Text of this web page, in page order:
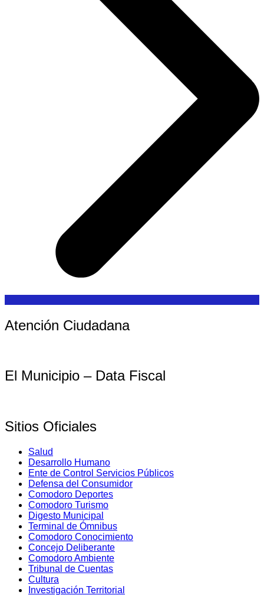
Atención Ciudadana
El Municipio – Data Fiscal
Sitios Oficiales
Salud
Desarrollo Humano
Ente de Control Servicios Públicos
Defensa del Consumidor
Comodoro Deportes
Comodoro Turismo
Digesto Municipal
Terminal de Ómnibus
Comodoro Conocimiento
Concejo Deliberante
Comodoro Ambiente
Tribunal de Cuentas
Cultura
Investigación Territorial